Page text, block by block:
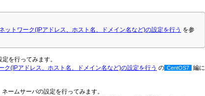
ットワーク(IPアドレス、ホスト名、ドメイン名など)の設定を行う を参
を行ってみます。
(IPアドレス、ホスト名、ドメイン名など)の設定を行う の CentOS7
編に
ームサーバの設定を行ってみます。